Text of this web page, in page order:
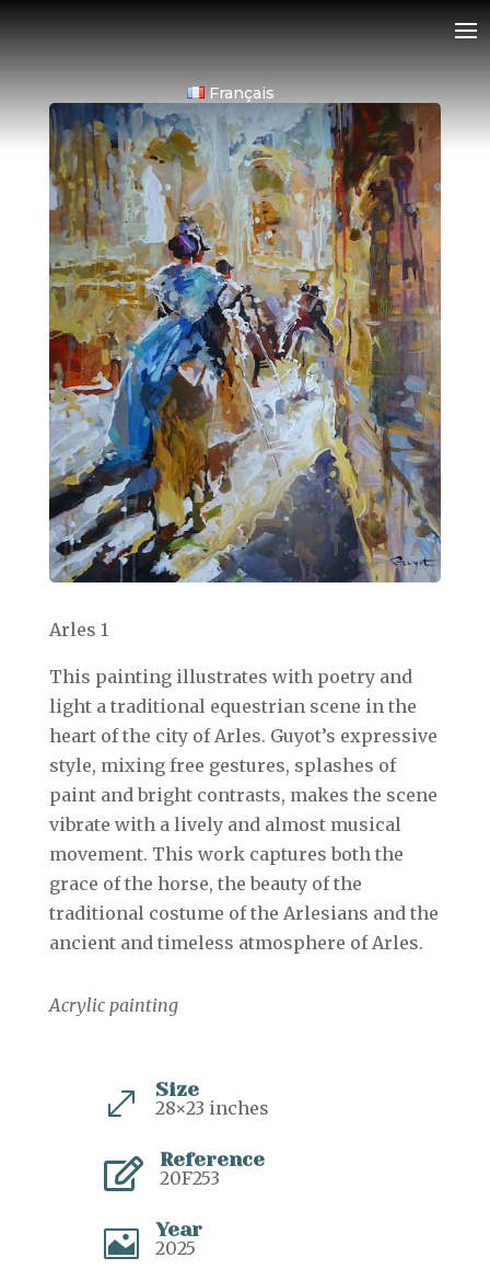
Français
Arles 1
This painting illustrates with poetry and
light a traditional equestrian scene in the
heart of the city of Arles. Guyot’s expressive
style, mixing free gestures, splashes of
paint and bright contrasts, makes the scene
vibrate with a lively and almost musical
movement. This work captures both the
grace of the horse, the beauty of the
traditional costume of the Arlesians and the
ancient and timeless atmosphere of Arles.
Acrylic painting
.
Size
28×23 inches

Reference
20F253

Year
2025